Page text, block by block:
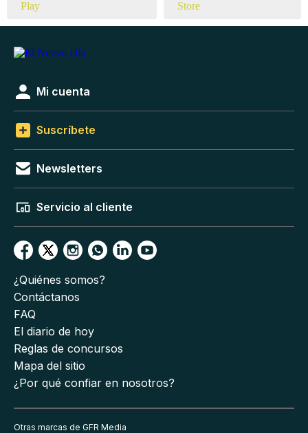
Mi cuenta
Suscríbete
Newsletters
Servicio al cliente
¿Quiénes somos?
Contáctanos
FAQ
El diario de hoy
Reglas de concursos
Mapa del sitio
¿Por qué confiar en nosotros?
Otras marcas de GFR Media